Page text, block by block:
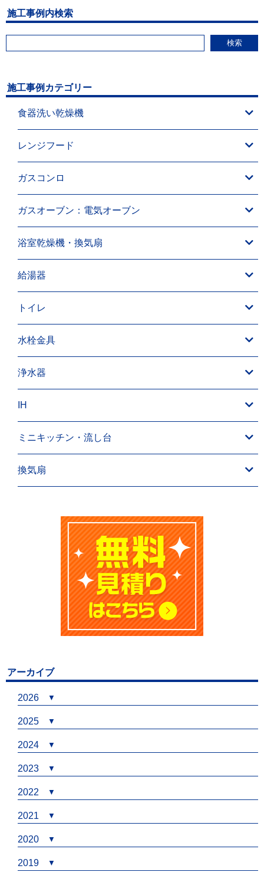
施工事例内検索
検索
施工事例カテゴリー
食器洗い乾燥機
レンジフード
ガスコンロ
ガスオーブン：電気オーブン
浴室乾燥機・換気扇
給湯器
トイレ
水栓金具
浄水器
IH
ミニキッチン・流し台
換気扇
アーカイブ
2026
2025
2024
2023
2022
2021
2020
2019